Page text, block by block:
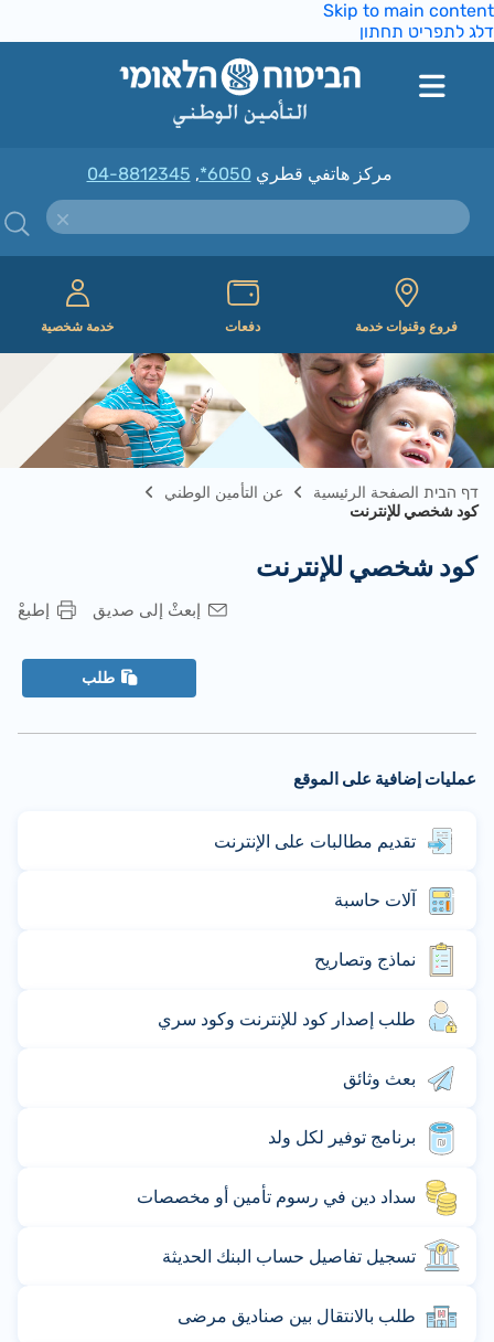
Skip to main
לתפריט תחתון
مركز هاتفي قطري*6050
,
04-8812345
فروع وقنوات خدمة دفعات خدمة شخصية
דף הבית الصفحة الرئيسية
عن التأمين الوطني
كود شخصي للإنترنت
كود شخصي للإنترنت
إطبعْ إبعثْ إلى صديق
طلب
عمليات إضافية على الموقع
تقديم مطالبات على الإنترنت
آلات حاسبة
نماذج وتصاريح
طلب إصدار كود للإنترنت وكود سري
بعث وثائق
برنامج توفير لكل ولد
سداد دين في رسوم تأمين أو مخصصات
تسجيل تفاصيل حساب البنك الحديثة
طلب بالانتقال بين صناديق مرضى